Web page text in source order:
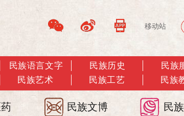
移动站
民族语言文字 民族历史 民族
民族艺术 民族工艺 民族
民族文博 民